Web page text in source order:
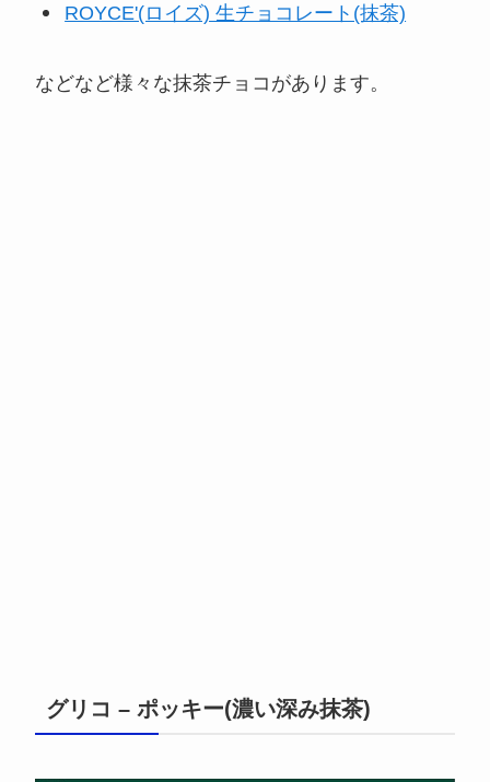
ROYCE'(ロイズ) 生チョコレート(抹茶)
などなど様々な抹茶チョコがあります。
グリコ – ポッキー(濃い深み抹茶)